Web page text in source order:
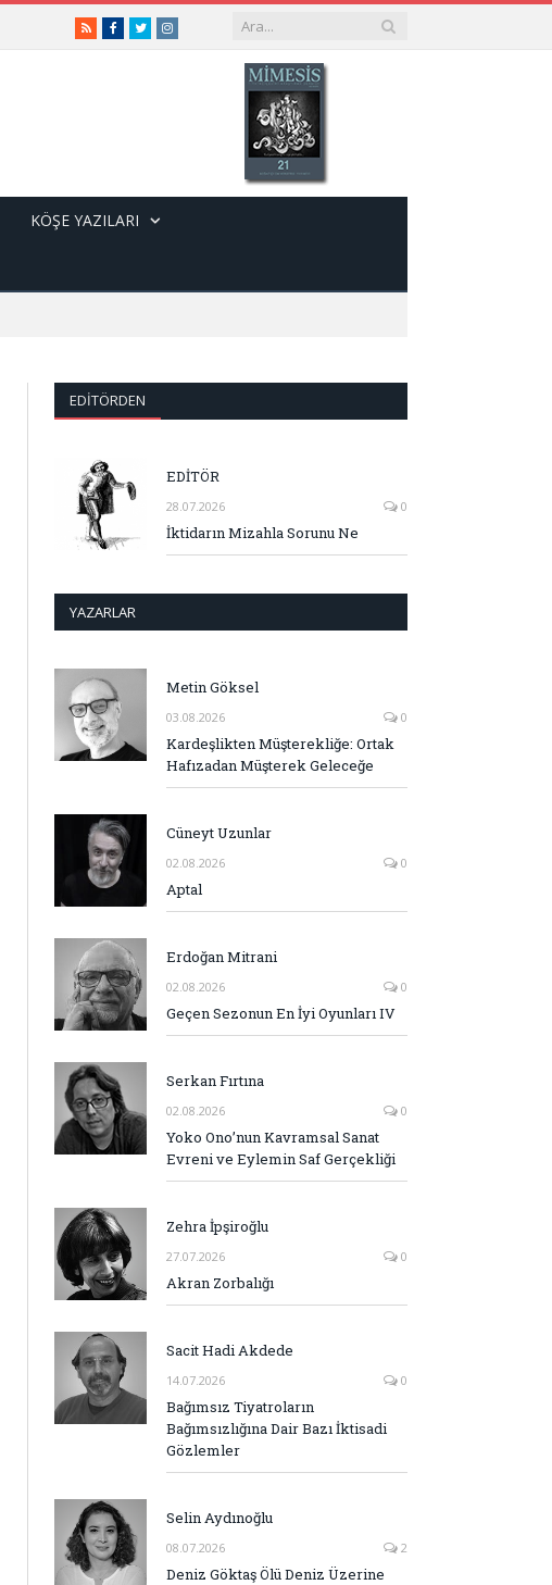
RSSFacebook
TwitterInstagram
KÖŞE YAZILARI
EDITÖRDEN
EDİTÖR
28.07.2026 0
İktidarın Mizahla Sorunu Ne
YAZARLAR
Metin Göksel
03.08.2026 0
Kardeşlikten Müşterekliğe: Ortak
Hafızadan Müşterek Geleceğe
Cüneyt Uzunlar
02.08.2026 0
Aptal
Erdoğan Mitrani
02.08.2026 0
Geçen Sezonun En İyi Oyunları IV
Serkan Fırtına
02.08.2026 0
Yoko Ono’nun Kavramsal Sanat
Evreni ve Eylemin Saf Gerçekliği
Zehra İpşiroğlu
27.07.2026 0
Akran Zorbalığı
Sacit Hadi Akdede
14.07.2026 0
Bağımsız Tiyatroların
Bağımsızlığına Dair Bazı İktisadi
Gözlemler
Selin Aydınoğlu
08.07.2026 2
Deniz Göktaş Ölü Deniz Üzerine